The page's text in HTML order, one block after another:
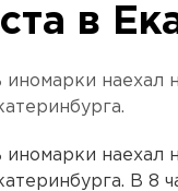
в
иномарки наехал
иномарки наехал
В 8